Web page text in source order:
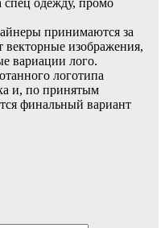
спец одежду, промо
принимаются за
векторные изображения,
вариации лого.
логотипа
и, по принятым
финальный вариант